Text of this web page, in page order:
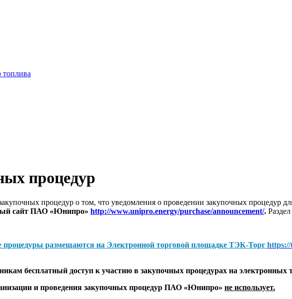
топлива
процедур
процедур о том, что уведомления о проведении закупочных
сайт ПАО «Юнипро» http://www.unipro.energy/purchase/announcement/.
процедуры размещаются на Электронной торговой площадке ТЭК-Торг
бесплатный доступ к участию в закупочных процедурах на электронных
и проведения закупочных процедур ПАО «Юнипро» не использует.